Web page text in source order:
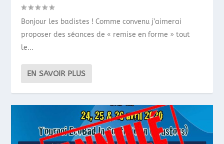
Bonjour les badistes ! Comme convenu j’aimerai
proposer des séances de « remise en forme » tout
le...
EN SAVOIR PLUS